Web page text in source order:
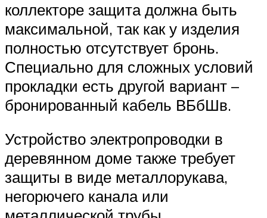
коллекторе защита должна быть
максимальной, так как у изделия
полностью отсутствует бронь.
Специально для сложных условий
прокладки есть другой вариант –
бронированный кабель ВБбШв.
Устройство электропроводки в
деревянном доме также требует
защиты в виде металлорукава,
негорючего канала или